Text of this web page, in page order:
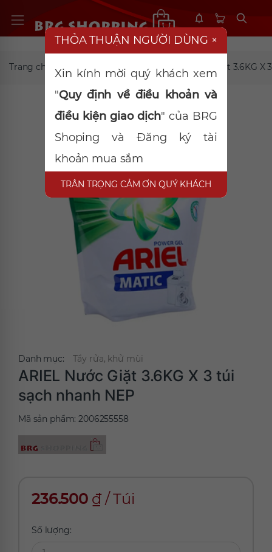
Trang chủ Tẩy rửa, khử mùi ARIEL Nước Giặt 3.6KG X
Danh mục: Tẩy rửa, khử mùi
ARIEL Nước Giặt 3.6KG X 3 túi
sạch nhanh NEP
Mã sản phẩm:2006255558
236.500 ₫ /Túi
Số lượng:
THỎA THUẬN NGƯỜI DÙNG ×
Xin kính mời quý khách xem
"Quy định về điều khoản và
điều kiện giao dịch" của BRG
Shoping và Đăng ký tài
khoản mua sắm
TRÂN TRỌNG CẢM ƠN QUÝ KHÁCH